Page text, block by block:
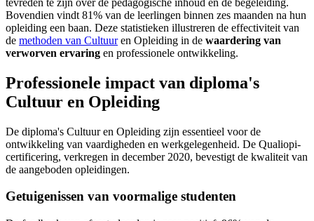
Bovendien vindt 81% van de leerlingen binnen zes maanden na hun
opleiding een baan. Deze statistieken illustreren de effectiviteit van
de methoden van Cultuuren Opleiding in de waardering van
verworven ervaring en professionele ontwikkeling.
Professionele impact van diploma's
Cultuur en Opleiding
De diploma's Cultuur en Opleiding zijn essentieel voor de
ontwikkeling van vaardigheden en werkgelegenheid. De Qualiopi-
certificering, verkregen in december 2020, bevestigt de kwaliteit van
de aangeboden opleidingen.
Getuigenissen van voormalige studenten